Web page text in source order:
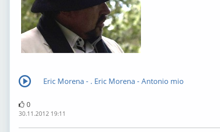
Eric Morena - . Eric Morena - Antonio mio
0
30.11.2012 19:11